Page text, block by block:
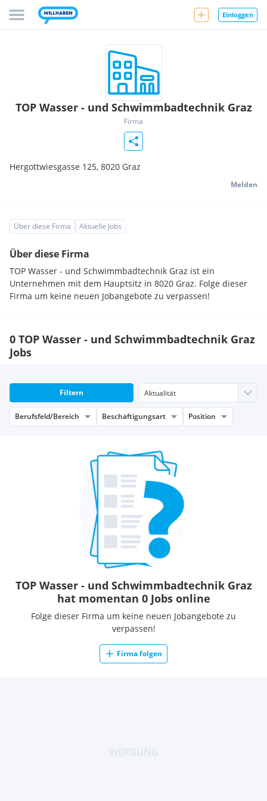
Einloggen
TOP Wasser - und Schwimmbadtechnik Graz
Firma
Hergottwiesgasse 125, 8020 Graz
Melden
Über diese Firma Aktuelle Jobs
Über diese Firma
TOP Wasser - und Schwimmbadtechnik Graz ist ein
Unternehmen mit dem Hauptsitz in 8020 Graz. Folge dieser
Firma um keine neuen Jobangebote zu verpassen!
0 TOP Wasser - und Schwimmbadtechnik Graz
Jobs
Filtern
Berufsfeld/Bereich Beschäftigungsart Position
TOP Wasser - und Schwimmbadtechnik Graz
hat momentan 0 Jobs online
Folge dieser Firma um keine neuen Jobangebote zu
verpassen!
Firma folgen